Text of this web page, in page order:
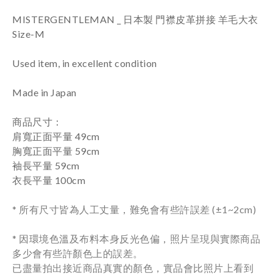
MISTERGENTLEMAN _ 日本製 門襟皮革拼接 羊毛大衣
Size-M
Used item, in excellent condition
Made in Japan
商品尺寸：
肩寬正面平量 49cm
胸寬正面平量 59cm
袖長平量 59cm
衣長平量 100cm
* 所有尺寸皆為人工丈量，難免會有些許誤差 (±1~2cm)
* 因環境色溫及布料本身反光色偏，照片呈現與實際商品
多少會有些許顏色上的誤差。
已盡量拍出接近商品真實的顏色，實品會比照片上看到